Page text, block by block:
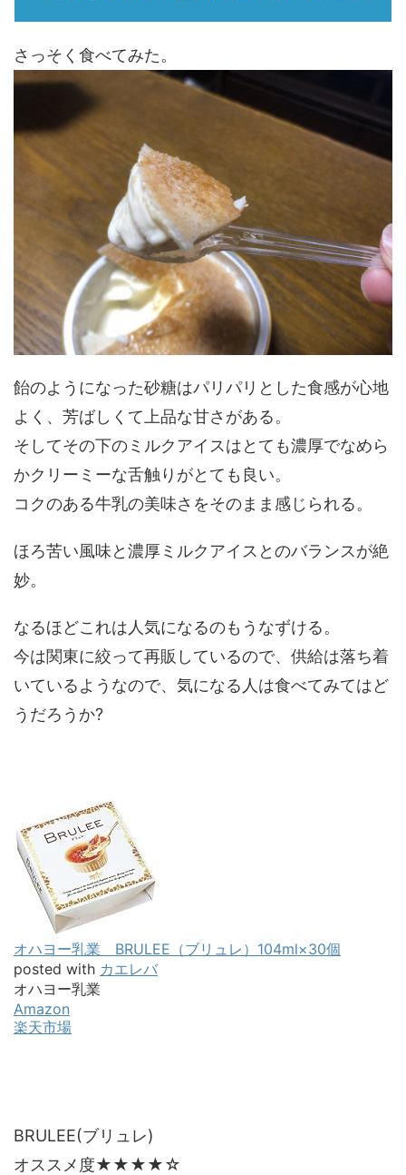
さっそく食べてみた。
飴のようになった砂糖はパリパリとした食感が心地
よく、芳ばしくて上品な甘さがある。
そしてその下のミルクアイスはとても濃厚でなめら
かクリーミーな舌触りがとても良い。
コクのある牛乳の美味さをそのまま感じられる。
ほろ苦い風味と濃厚ミルクアイスとのバランスが絶
妙。
なるほどこれは人気になるのもうなずける。
今は関東に絞って再販しているので、供給は落ち着
いているようなので、気になる人は食べてみてはど
うだろうか?
オハヨー乳業 BRULEE（ブリュレ）104ml×30個
posted with カエレバ
オハヨー乳業
Amazon
楽天市場
BRULEE(ブリュレ)
オススメ度★★★★☆